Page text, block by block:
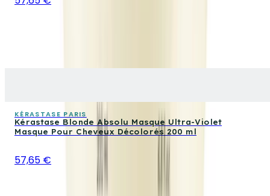
KÉRASTASE PARIS
Kérastase Blonde Absolu Masque Ultra-Violet
Masque Pour Cheveux Décolorés 200 ml
57,65 €